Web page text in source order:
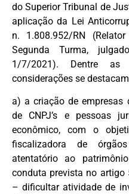
do Superior Tribunal de
aplicação da Lei
n. 1.808.952/RN
Segunda Turma,
1/7/2021). Dentre
considerações se
a) a criação de empresas
de CNPJ’s e pessoas
econômico, com o
fiscalizadora de
atentatório ao
conduta prevista no artigo
– dificultar atividade de